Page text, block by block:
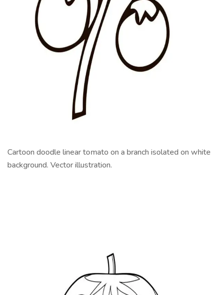
Cartoon doodle linear tomato on a branch isolated on white
background. Vector illustration.